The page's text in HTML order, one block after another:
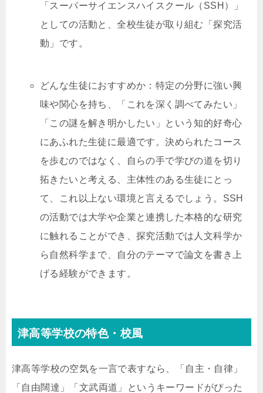
「スーパーサイエンスハイスクール（SSH）」
としての活動と、全校生徒が取り組む「探究活
動」です。
どんな生徒におすすめか：特定の分野に強い興
味や関心を持ち、「これを深く調べてみたい」
「この謎を解き明かしたい」という知的好奇心
にあふれた生徒に最適です。決められたコース
を歩むのではなく、自らの手で学びの道を切り
拓きたいと考える、主体性のある生徒にとっ
て、これ以上ない環境と言えるでしょう。SSH
の活動では大学や企業と連携した本格的な研究
に触れることができ、探究活動では人文科学か
ら自然科学まで、自分のテーマで論文を書き上
げる経験ができます。
津高等学校の特色・校風
津高等学校の空気を一言で表すなら、「自主・自律」
「自由闊達」「文武両道」というキーワードがぴった